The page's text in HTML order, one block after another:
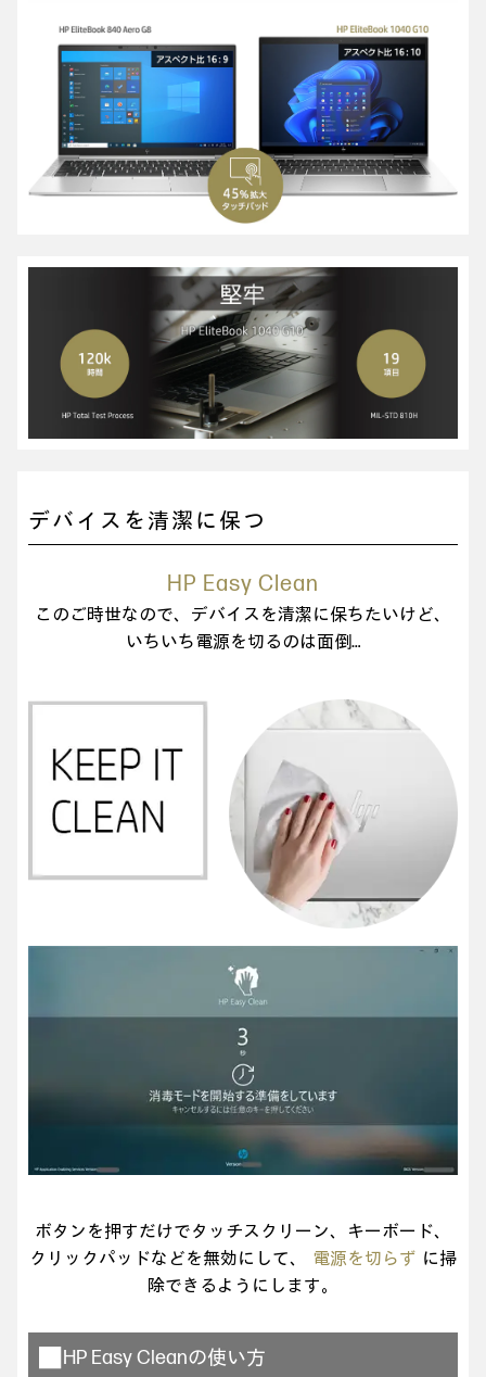
デバイスを清潔に保つ
HP Easy Clean
このご時世なので、デバイスを清潔に保ちたいけど、
いちいち電源を切るのは面倒…
ボタンを押すだけでタッチスクリーン、キーボード、
クリックパッドなどを無効にして、
電源を切らず に掃
除できるようにします。
■ HP Easy Cleanの使い方